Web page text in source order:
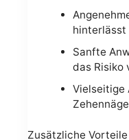
hinterlässt
Sanfte
das Risiko
Vielseitige
Zusätzliche